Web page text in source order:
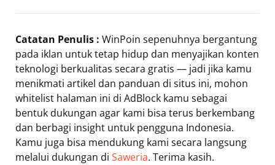
Catatan Penulis : WinPoin sepenuhnya bergantung
pada iklan untuk tetap hidup dan menyajikan konten
teknologi berkualitas secara gratis — jadi jika kamu
menikmati artikel dan panduan di situs ini, mohon
whitelist halaman ini di AdBlock kamu sebagai
bentuk dukungan agar kami bisa terus berkembang
dan berbagi insight untuk pengguna Indonesia.
Kamu juga bisa mendukung kami secara langsung
melalui dukungan di Saweria. Terima kasih.